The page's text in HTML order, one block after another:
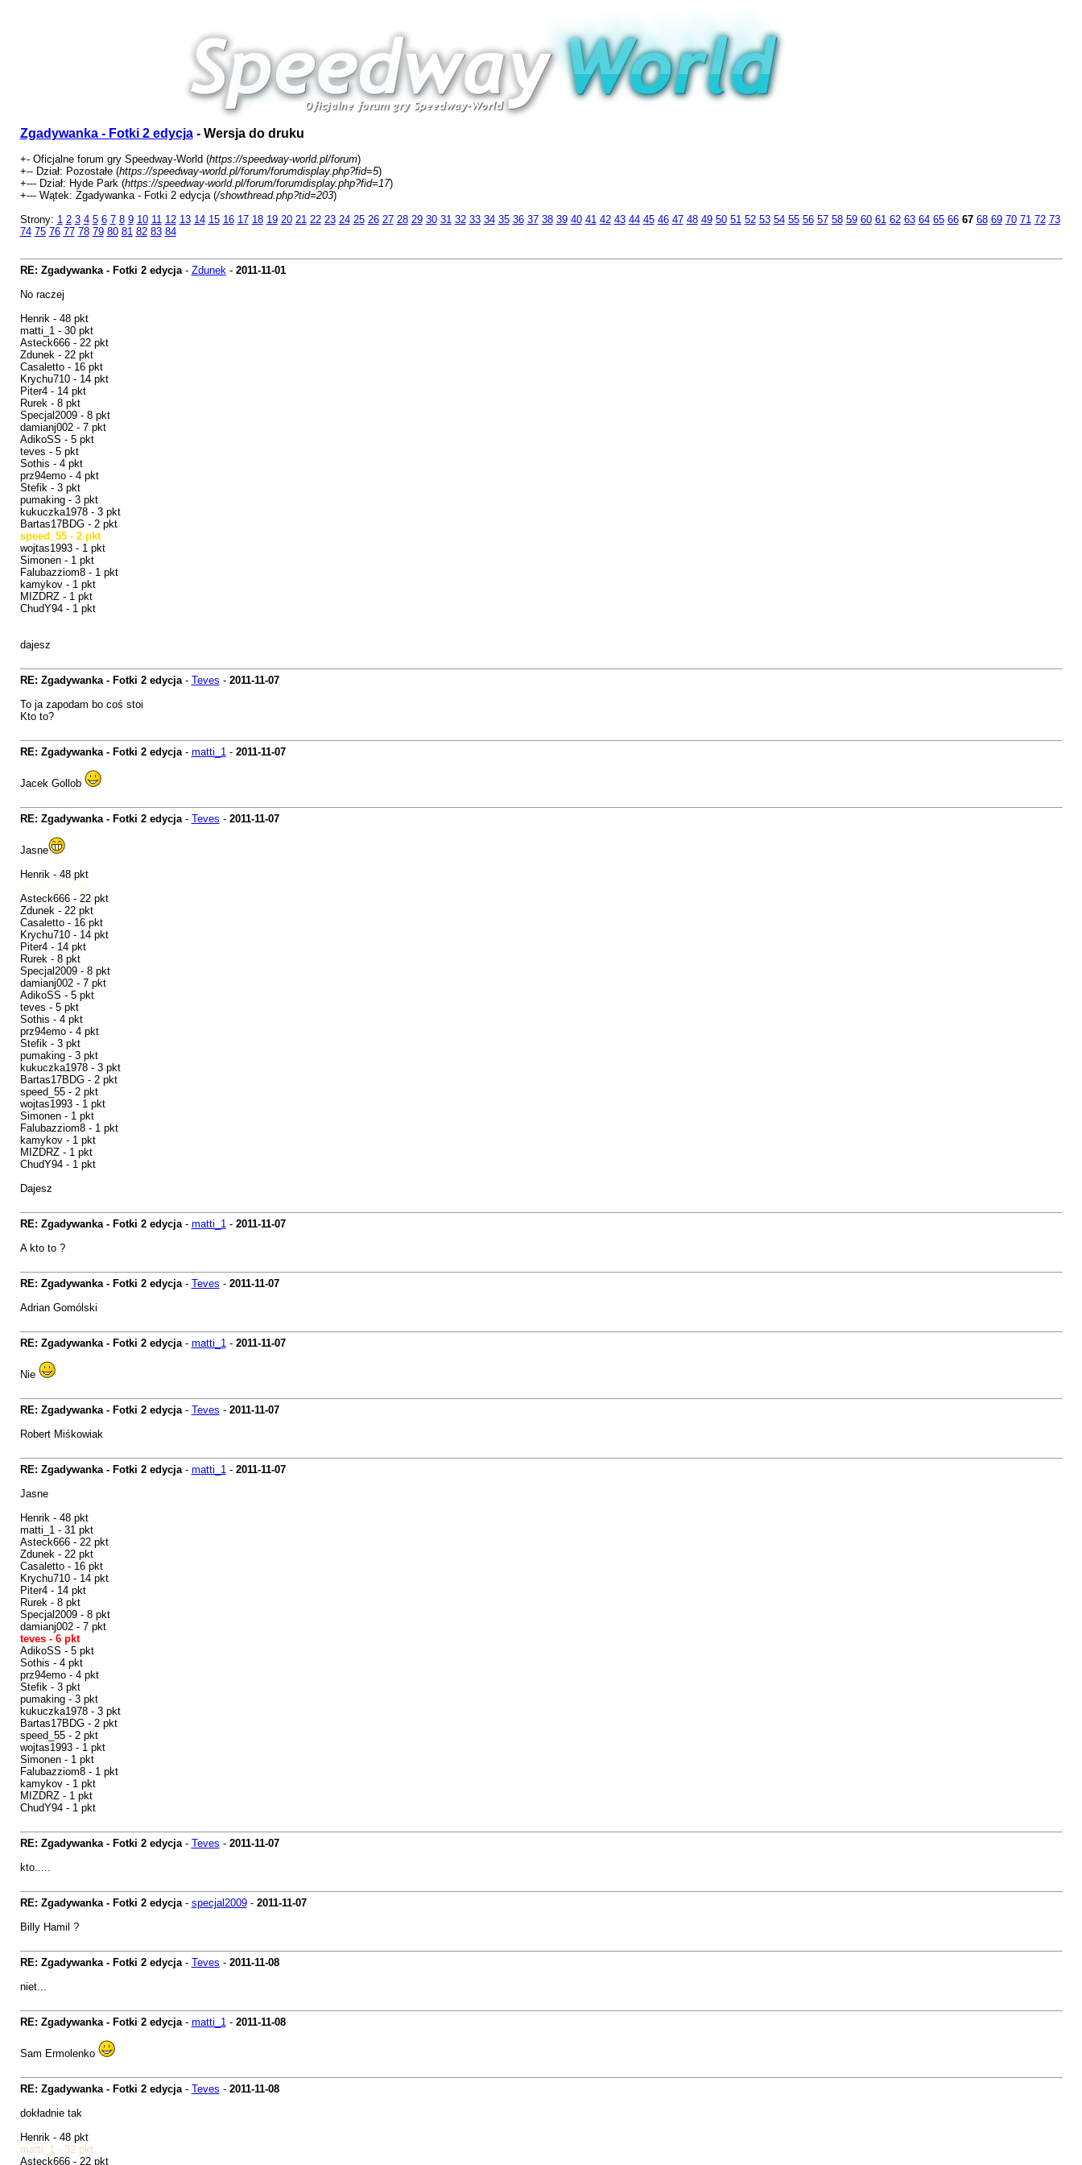
Zgadywanka - Fotki 2 edycja- Wersja do druku
+- Oficjalne forum gry Speedway-World (https://speedway-world.pl/forum)
+-- Dział: Pozostałe (https://speedway-world.pl/forum/forumdisplay.php?fid=5)
+--- Dział: Hyde Park (https://speedway-world.pl/forum/forumdisplay.php?fid=17)
+--- Wątek: Zgadywanka - Fotki 2 edycja (/showthread.php?tid=203)
Strony: 1 2 3 4 5 6 7 8 9 10 11 12 13 14 15 16 17 18 19 20 21 22 23 24 25 26 27 28 29 30 31 32 33 34 35 36 37 38 39 40 41 42 43 44 45 46 47 48 49 50 51 52 53 54 55 56 57 58 59 60 61 62 63 64 65 66 67 68 69 70 71 72 73
74 75 76 77 78 79 80 81 82 83 84
RE: Zgadywanka - Fotki 2 edycja- Zdunek- 2011-11-01
No raczej
Henrik - 48 pkt
matti_1 - 30 pkt
Asteck666 - 22 pkt
Zdunek - 22 pkt
Casaletto - 16 pkt
Krychu710 - 14 pkt
Piter4 - 14 pkt
Rurek - 8 pkt
Specjal2009 - 8 pkt
damianj002 - 7 pkt
AdikoSS - 5 pkt
teves - 5 pkt
Sothis - 4 pkt
prz94emo - 4 pkt
Stefik - 3 pkt
pumaking - 3 pkt
kukuczka1978 - 3 pkt
Bartas17BDG - 2 pkt
speed_55 - 2 pkt
wojtas1993 - 1 pkt
Simonen - 1 pkt
Falubazziom8 - 1 pkt
kamykov - 1 pkt
MIZDRZ - 1 pkt
ChudY94 - 1 pkt
dajesz
RE: Zgadywanka - Fotki 2 edycja- Teves - 2011-11-07
To ja zapodam bo coś stoi
Kto to?
RE: Zgadywanka - Fotki 2 edycja- matti_1- 2011-11-07
Jacek Gollob
RE: Zgadywanka - Fotki 2 edycja- Teves - 2011-11-07
Jasne
Henrik - 48 pkt
matti_1 - 31 pkt
Asteck666 - 22 pkt
Zdunek - 22 pkt
Casaletto - 16 pkt
Krychu710 - 14 pkt
Piter4 - 14 pkt
Rurek - 8 pkt
Specjal2009 - 8 pkt
damianj002 - 7 pkt
AdikoSS - 5 pkt
teves - 5 pkt
Sothis - 4 pkt
prz94emo - 4 pkt
Stefik - 3 pkt
pumaking - 3 pkt
kukuczka1978 - 3 pkt
Bartas17BDG - 2 pkt
speed_55 - 2 pkt
wojtas1993 - 1 pkt
Simonen - 1 pkt
Falubazziom8 - 1 pkt
kamykov - 1 pkt
MIZDRZ - 1 pkt
ChudY94 - 1 pkt
Dajesz
RE: Zgadywanka - Fotki 2 edycja- matti_1- 2011-11-07
A kto to ?
RE: Zgadywanka - Fotki 2 edycja- Teves - 2011-11-07
Adrian Gomólski
RE: Zgadywanka - Fotki 2 edycja- matti_1- 2011-11-07
Nie
RE: Zgadywanka - Fotki 2 edycja- Teves - 2011-11-07
Robert Miśkowiak
RE: Zgadywanka - Fotki 2 edycja- matti_1- 2011-11-07
Jasne
Henrik - 48 pkt
matti_1 - 31 pkt
Asteck666 - 22 pkt
Zdunek - 22 pkt
Casaletto - 16 pkt
Krychu710 - 14 pkt
Piter4 - 14 pkt
Rurek - 8 pkt
Specjal2009 - 8 pkt
damianj002 - 7 pkt
teves - 6 pkt
AdikoSS - 5 pkt
Sothis - 4 pkt
prz94emo - 4 pkt
Stefik - 3 pkt
pumaking - 3 pkt
kukuczka1978 - 3 pkt
Bartas17BDG - 2 pkt
speed_55 - 2 pkt
wojtas1993 - 1 pkt
Simonen - 1 pkt
Falubazziom8 - 1 pkt
kamykov - 1 pkt
MIZDRZ - 1 pkt
ChudY94 - 1 pkt
RE: Zgadywanka - Fotki 2 edycja- Teves - 2011-11-07
kto.....
RE: Zgadywanka - Fotki 2 edycja- specjal2009- 2011-11-07
Billy Hamil ?
RE: Zgadywanka - Fotki 2 edycja- Teves - 2011-11-08
niet...
RE: Zgadywanka - Fotki 2 edycja- matti_1- 2011-11-08
Sam Ermolenko
RE: Zgadywanka - Fotki 2 edycja- Teves - 2011-11-08
dokładnie tak
Henrik - 48 pkt
matti_1 - 32 pkt
Asteck666 - 22 pkt